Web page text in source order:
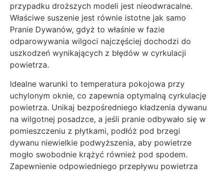
przypadku droższych modeli jest nieodwracalne.
Właściwe suszenie jest równie istotne jak samo
Pranie Dywanów, gdyż to właśnie w fazie
odparowywania wilgoci najczęściej dochodzi do
uszkodzeń wynikających z błędów w cyrkulacji
powietrza.
Idealne warunki to temperatura pokojowa przy
uchylonym oknie, co zapewnia optymalną cyrkulację
powietrza. Unikaj bezpośredniego kładzenia dywanu
na wilgotnej posadzce, a jeśli pranie odbywało się w
pomieszczeniu z płytkami, podłóż pod brzegi
dywanu niewielkie podwyższenia, aby powietrze
mogło swobodnie krążyć również pod spodem.
Zapewnienie odpowiedniego przepływu powietrza